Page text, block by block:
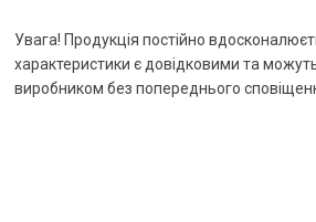
Увага! Продукція постійно
характеристики є довідковими та
виробником без попереднього